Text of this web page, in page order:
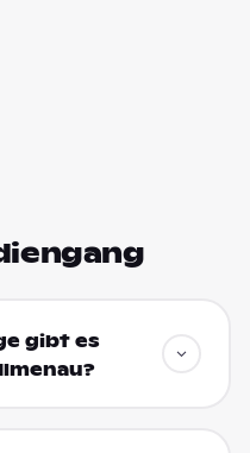
gibt es